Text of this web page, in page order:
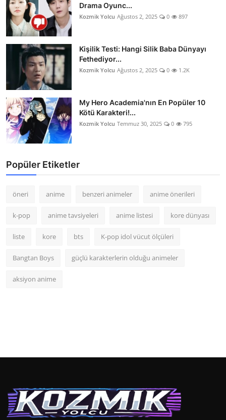
Drama Oyunc...
Kozmik Yolcu Ağustos 2, 2025 0 897
Kişilik Testi: Hangi Silik Baba Dünyayı
Fethediyor...
Kozmik Yolcu Ağustos 2, 2025 0 1.2K
My Hero Academia'nın En Popüler 10
Kötü Karakteri!...
Kozmik Yolcu Temmuz 30, 2025 0 795
Popüler Etiketler
öneri anime benzeri animeler anime önerileri
k-pop anime tavsiyeleri anime listesi kore dünyası
liste kore bts K-pop idol vücut ölçüleri
Bangtan Boys güçlü karakterlerin olduğu animeler
aksiyon anime